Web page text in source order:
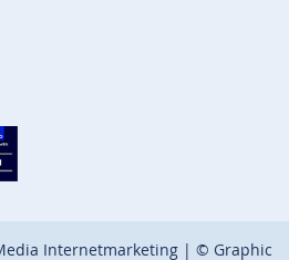
Internetmarketing | © Graphic